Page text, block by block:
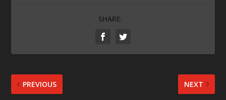
SHARE:
PREVIOUS NEXT